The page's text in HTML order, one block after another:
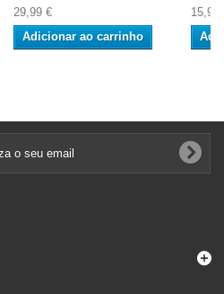
29,99 €
Adicionar ao carrinho
15,90